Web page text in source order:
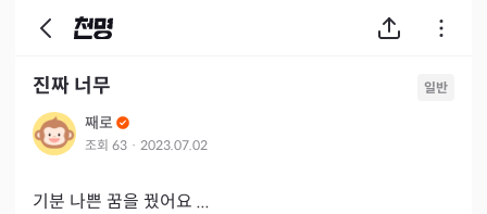
진짜 너무 일반
째로
조회 63 · 2023.07.02
기분 나쁜 꿈을 꿨어요 ...